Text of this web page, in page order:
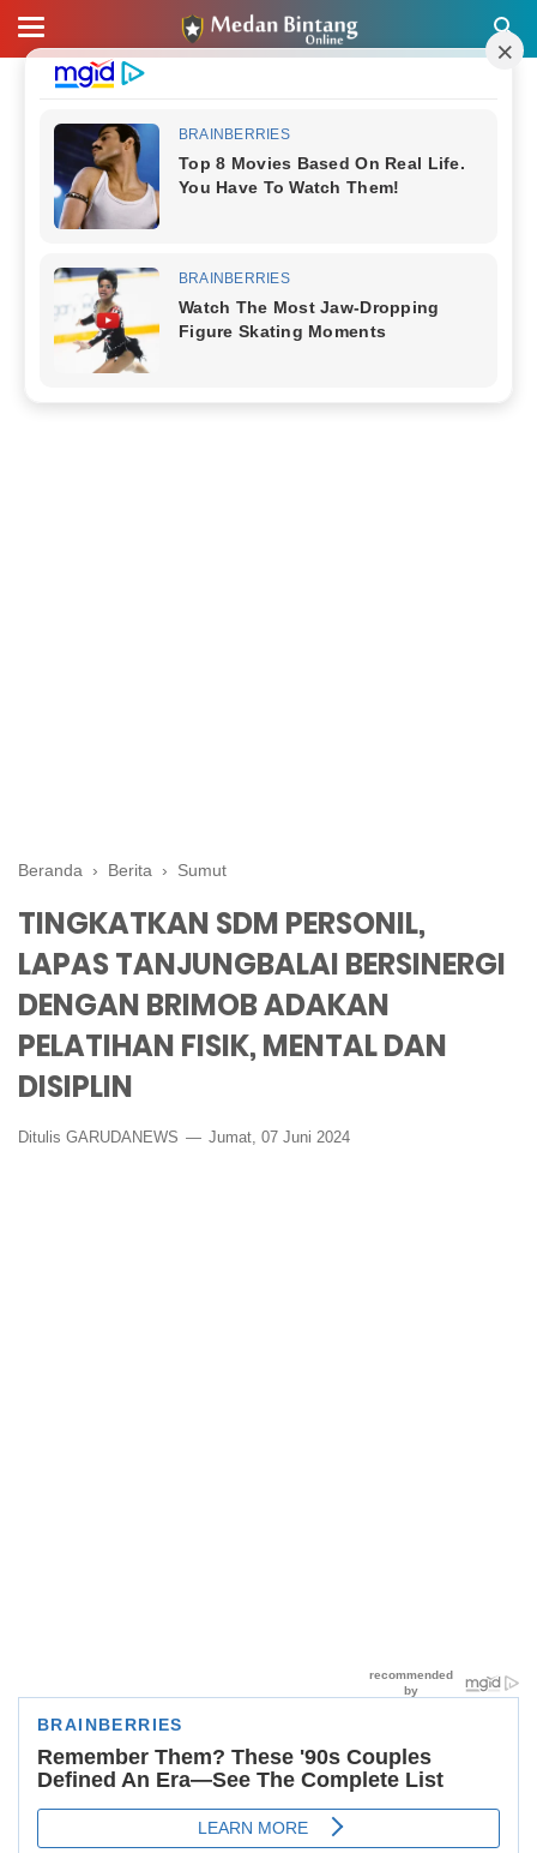
Beranda › Berita › Sumut
TINGKATKAN SDM PERSONIL,
LAPAS TANJUNGBALAI BERSINERGI
DENGAN BRIMOB ADAKAN
PELATIHAN FISIK, MENTAL DAN
DISIPLIN
Ditulis GARUDANEWS Jumat, 07 Juni 2024